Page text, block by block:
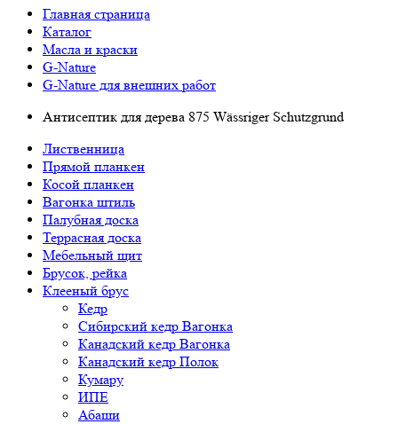
Главная страница
Каталог
Масла и краски
G-Nature
G-Nature для внешних работ
Антисептик для дерева 875 Wässriger Schutzgrund
Лиственница
Прямой планкен
Косой планкен
Вагонка штиль
Палубная доска
Террасная доска
Мебельный щит
Брусок, рейка
Клееный брус
Кедр
Сибирский кедр Вагонка
Канадский кедр Вагонка
Канадский кедр Полок
Кумару
ИПЕ
Абаши